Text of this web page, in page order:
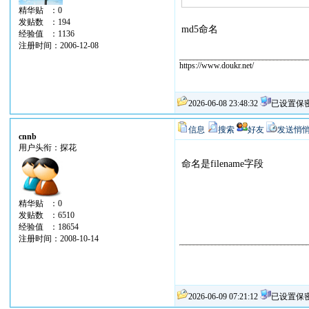
精华贴 ：0
发贴数 ：194
经验值 ：1136
注册时间：2006-12-08
md5命名
https://www.doukr.net/
2026-06-08 23:48:32 已设置保
cnnb
用户头衔：探花
精华贴 ：0
发贴数 ：6510
经验值 ：18654
注册时间：2008-10-14
信息 搜索 好友 发送悄
命名是filename字段
2026-06-09 07:21:12 已设置保